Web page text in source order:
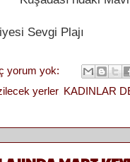
Sevgi Plajı
yorum yok:
yerler, KADINLAR